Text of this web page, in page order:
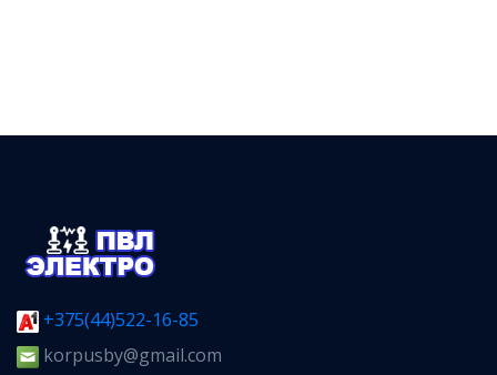
+375(44)522-16-85
korpusby@gmail.com